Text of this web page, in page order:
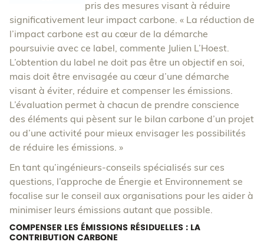
pris des mesures visant à réduire
significativement leur impact carbone. « La réduction de
l’impact carbone est au cœur de la démarche
poursuivie avec ce label, commente Julien L’Hoest.
L’obtention du label ne doit pas être un objectif en soi,
mais doit être envisagée au cœur d’une démarche
visant à éviter, réduire et compenser les émissions.
L’évaluation permet à chacun de prendre conscience
des éléments qui pèsent sur le bilan carbone d’un projet
ou d’une activité pour mieux envisager les possibilités
de réduire les émissions. »
En tant qu’ingénieurs-conseils spécialisés sur ces
questions, l’approche de Énergie et Environnement se
focalise sur le conseil aux organisations pour les aider à
minimiser leurs émissions autant que possible.
COMPENSER LES ÉMISSIONS RÉSIDUELLES : LA
CONTRIBUTION CARBONE